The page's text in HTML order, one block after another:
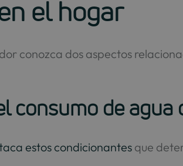
el hogar
conozca dos aspectos
consumo de agua
estos condicionantes que